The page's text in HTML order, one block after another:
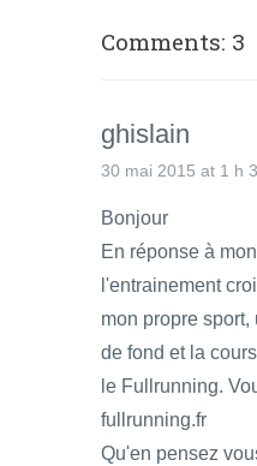
Comments: 3
ghislain
30 mai 2015 at 1 h
Bonjour
En réponse à
l'entrainement
mon propre
de fond et la
le Fullrunning.
fullrunning.fr
Qu'en pensez